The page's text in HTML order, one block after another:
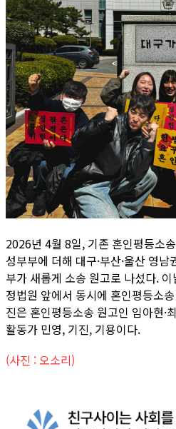
2026년 4월 8일, 기존 혼인평등소
성부부에 더해 대구·부산·울산 영
부가 새롭게 소송 원고로 나섰다.
정법원 앞에서 동시에 혼인평등소
진은 혼인평등소송 원고인 임아현·
활동가 민영, 기진, 기용이다.
(사진 : 오소리)